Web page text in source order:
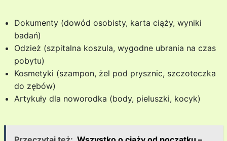
Dokumenty (dowód osobisty, karta ciąży, wyniki
badań)
Odzież (szpitalna koszula, wygodne ubrania na czas
pobytu)
Kosmetyki (szampon, żel pod prysznic, szczoteczka
do zębów)
Artykuły dla noworodka (body, pieluszki, kocyk)